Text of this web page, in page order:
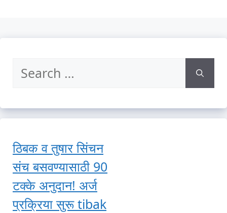
Search
ठिबक व तुषार सिंचन
संच बसवण्यासाठी 90
टक्के अनुदान! अर्ज
प्रक्रिया सुरू tibak